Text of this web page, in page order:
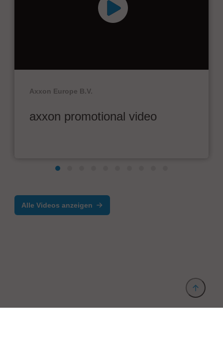
Axxon Europe B.V.
axxon promotional video
Alle Videos anzeigen